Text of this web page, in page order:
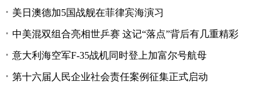
美日澳德加5国战舰在菲律宾海演习
中美混双组合亮相世乒赛 这记“落点”背后有几重精彩
意大利海空军F-35战机同时登上加富尔号航母
第十六届人民企业社会责任案例征集正式启动